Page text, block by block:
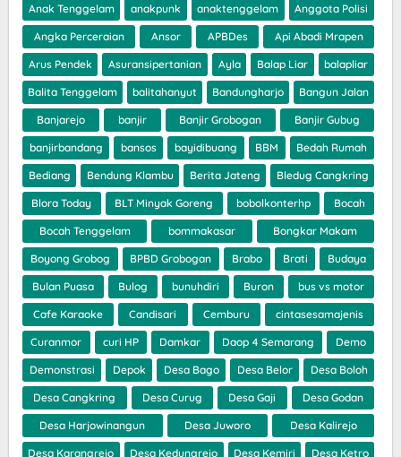
Anak Tenggelam anakpunk anaktenggelam Anggota Polisi
Angka Perceraian Ansor APBDes Api Abadi Mrapen
Arus Pendek Asuransipertanian Ayla Balap Liar balapliar
Balita Tenggelam balitahanyut Bandungharjo Bangun Jalan
Banjarejo banjir Banjir Grobogan Banjir Gubug
banjirbandang bansos bayidibuang BBM Bedah Rumah
Bediang Bendung Klambu Berita Jateng Bledug Cangkring
Blora Today BLT Minyak Goreng bobolkonterhp Bocah
Bocah Tenggelam bommakasar Bongkar Makam
Boyong Grobog BPBD Grobogan Brabo Brati Budaya
Bulan Puasa Bulog bunuhdiri Buron bus vs motor
Cafe Karaoke Candisari Cemburu cintasesamajenis
Curanmor curi HP Damkar Daop 4 Semarang Demo
Demonstrasi Depok Desa Bago Desa Belor Desa Boloh
Desa Cangkring Desa Curug Desa Gaji Desa Godan
Desa Harjowinangun Desa Juworo Desa Kalirejo
Desa Karangrejo Desa Kedungrejo Desa Kemiri Desa Ketro